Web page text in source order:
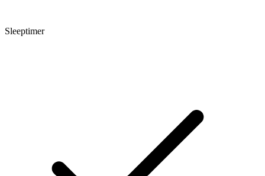
Sleeptimer